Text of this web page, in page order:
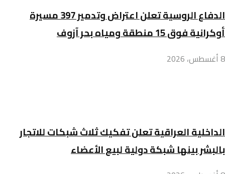
الدفاع الروسية تعلن اعتراض وتدمير 397 مسيرة
أوكرانية فوق 15 منطقة ومياه بحر آزوف
8 أغسطس، 2026
الداخلية العراقية تعلن تفكيك ثلاث شبكات للاتجار
بالبشر بينها شبكة دولية لبيع الأعضاء